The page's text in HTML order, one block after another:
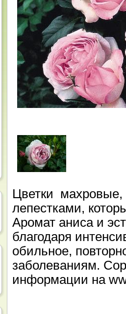
Цветки
лепестками,
Аромат аниса и
благодаря
обильное,
заболеваниям.
информации на